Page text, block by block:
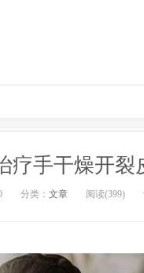
疗手干燥开裂
分类： 文章 阅读(399)